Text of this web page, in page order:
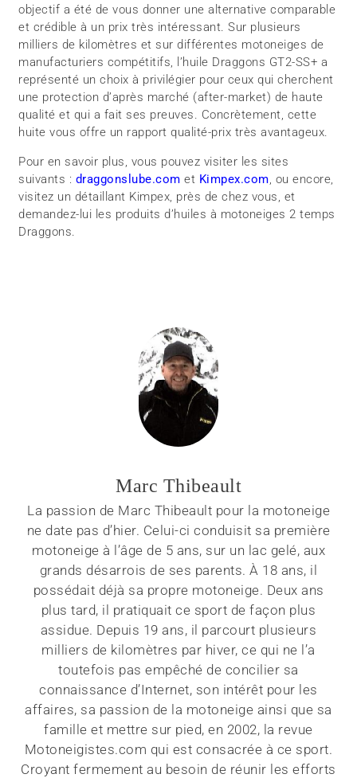
objectif a été de vous donner une alternative comparable
et crédible à un prix très intéressant. Sur plusieurs
milliers de kilomètres et sur différentes motoneiges de
manufacturiers compétitifs, l’huile Draggons GT2-SS+ a
représenté un choix à privilégier pour ceux qui cherchent
une protection d’après marché (after-market) de haute
qualité et qui a fait ses preuves. Concrètement, cette
huite vous offre un rapport qualité-prix très avantageux.
Pour en savoir plus, vous pouvez visiter les sites
suivants : draggonslube.comet Kimpex.com, ou encore,
visitez un détaillant Kimpex, près de chez vous, et
demandez-lui les produits d’huiles à motoneiges 2 temps
Draggons.
Marc Thibeault
La passion de Marc Thibeault pour la motoneige
ne date pas d’hier. Celui-ci conduisit sa première
motoneige à l’âge de 5 ans, sur un lac gelé, aux
grands désarrois de ses parents. À 18 ans, il
possédait déjà sa propre motoneige. Deux ans
plus tard, il pratiquait ce sport de façon plus
assidue. Depuis 19 ans, il parcourt plusieurs
milliers de kilomètres par hiver, ce qui ne l’a
toutefois pas empêché de concilier sa
connaissance d’Internet, son intérêt pour les
affaires, sa passion de la motoneige ainsi que sa
famille et mettre sur pied, en 2002, la revue
Motoneigistes.com qui est consacrée à ce sport.
Croyant fermement au besoin de réunir les efforts